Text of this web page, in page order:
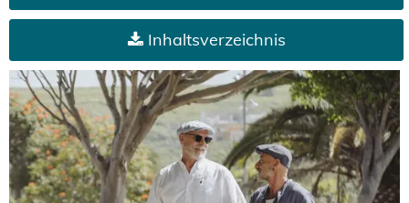
Inhaltsverzeichnis